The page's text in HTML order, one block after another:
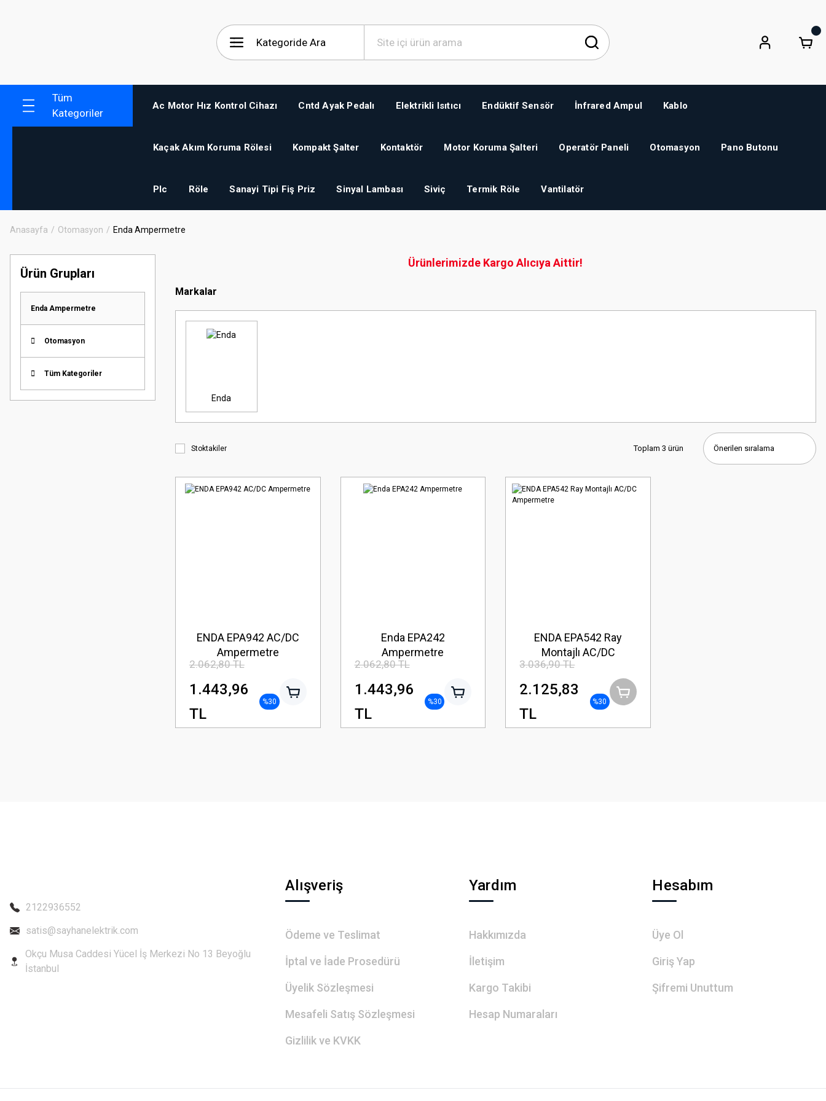
Tüm
Kategoriler
Ac Motor Hız Kontrol Cihazı Cntd Ayak Pedalı Elektrikli Isıtıcı Endüktif Sensör İnfrared Ampul Kablo
Kaçak Akım Koruma Rölesi Kompakt Şalter Kontaktör Motor Koruma Şalteri Operatör Paneli Otomasyon Pano Butonu
Plc Röle Sanayi Tipi Fiş Priz Sinyal Lambası Siviç Termik Röle Vantilatör
Anasayfa Otomasyon Enda Ampermetre
Ürün Grupları
Enda Ampermetre
Otomasyon
Tüm Kategoriler
Ürünlerimizde Kargo Alıcıya Aittir!
Markalar
Enda
Stoktakiler Toplam 3 ürün
ENDA EPA942 AC/DC
Ampermetre
2.062,80 TL
1.443,96
TL
%30
Enda EPA242
Ampermetre
2.062,80 TL
1.443,96
TL
%30
ENDA EPA542 Ray
Montajlı AC/DC
Ampermetre
3.036,90 TL
2.125,83
TL
%30
2122936552
satis@sayhanelektrik.com
Okçu Musa Caddesi Yücel İş Merkezi No 13 Beyoğlu
İstanbul
Alışveriş
Ödeme ve Teslimat
İptal ve İade Prosedürü
Üyelik Sözleşmesi
Mesafeli Satış Sözleşmesi
Gizlilik ve KVKK
Yardım
Hakkımızda
İletişim
Kargo Takibi
Hesap Numaraları
Hesabım
Üye Ol
Giriş Yap
Şifremi Unuttum